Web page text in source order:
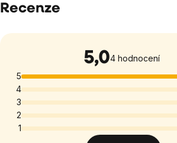
Recenze
5,0Průměrné
hodnocení
produktu
je
5,0
z
4 hodnocení
5
4
3
2
1